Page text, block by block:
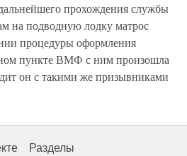
прохождения службы
на подводную лодку матрос
процедуры оформления
пункте ВМФ с ним произошла
он с такими же призывниками
Разделы